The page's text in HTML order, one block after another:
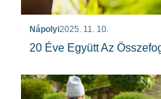
Nápolyi2025. 11. 10.
20 Éve Együtt Az